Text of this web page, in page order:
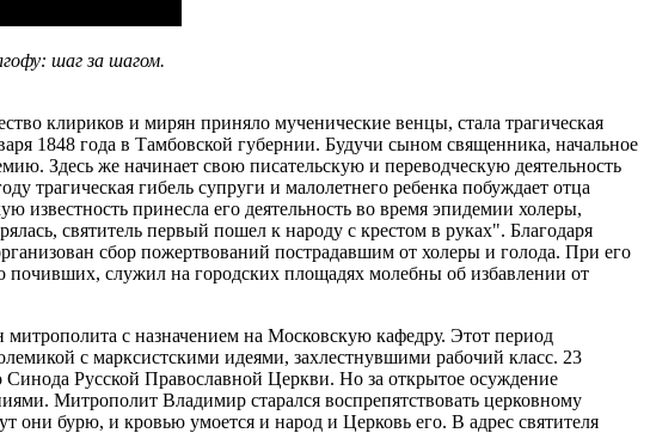
шаг за шагом.
клириков и мирян приняло мученические венцы, стала трагическая
1848 года в Тамбовской губернии. Будучи сыном священника, начальное
Здесь же начинает свою писательскую и переводческую деятельность
трагическая гибель супруги и малолетнего ребенка побуждает отца
принесла его деятельность во время эпидемии холеры,
святитель первый пошел к народу с крестом в руках". Благодаря
сбор пожертвований пострадавшим от холеры и голода. При его
служил на городских площадях молебны об избавлении от
митрополита с назначением на Московскую кафедру. Этот период
с марксистскими идеями, захлестнувшими рабочий класс. 23
Русской Православной Церкви. Но за открытое осуждение
Митрополит Владимир старался воспрепятствовать церковному
бурю, и кровью умоется и народ и Церковь его. В адрес святителя